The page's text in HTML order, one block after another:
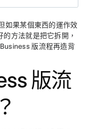
如果某個東西的運作效
方法就是把它拆開，
版流程再造背
版流